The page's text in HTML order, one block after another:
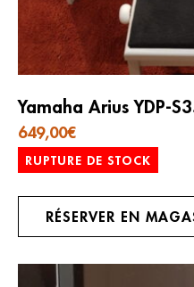
Yamaha Arius YDP-
649,00€
RUPTURE DE STOCK
RÉSERVER EN